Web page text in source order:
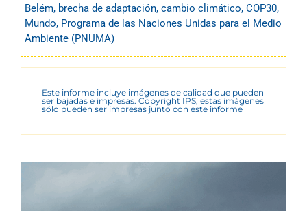
Belém, brecha de adaptación, cambio climático, COP30,
Mundo, Programa de las Naciones Unidas para el Medio
Ambiente (PNUMA)
Este informe incluye imágenes de calidad que pueden
ser bajadas e impresas. Copyright IPS, estas imágenes
sólo pueden ser impresas junto con este informe